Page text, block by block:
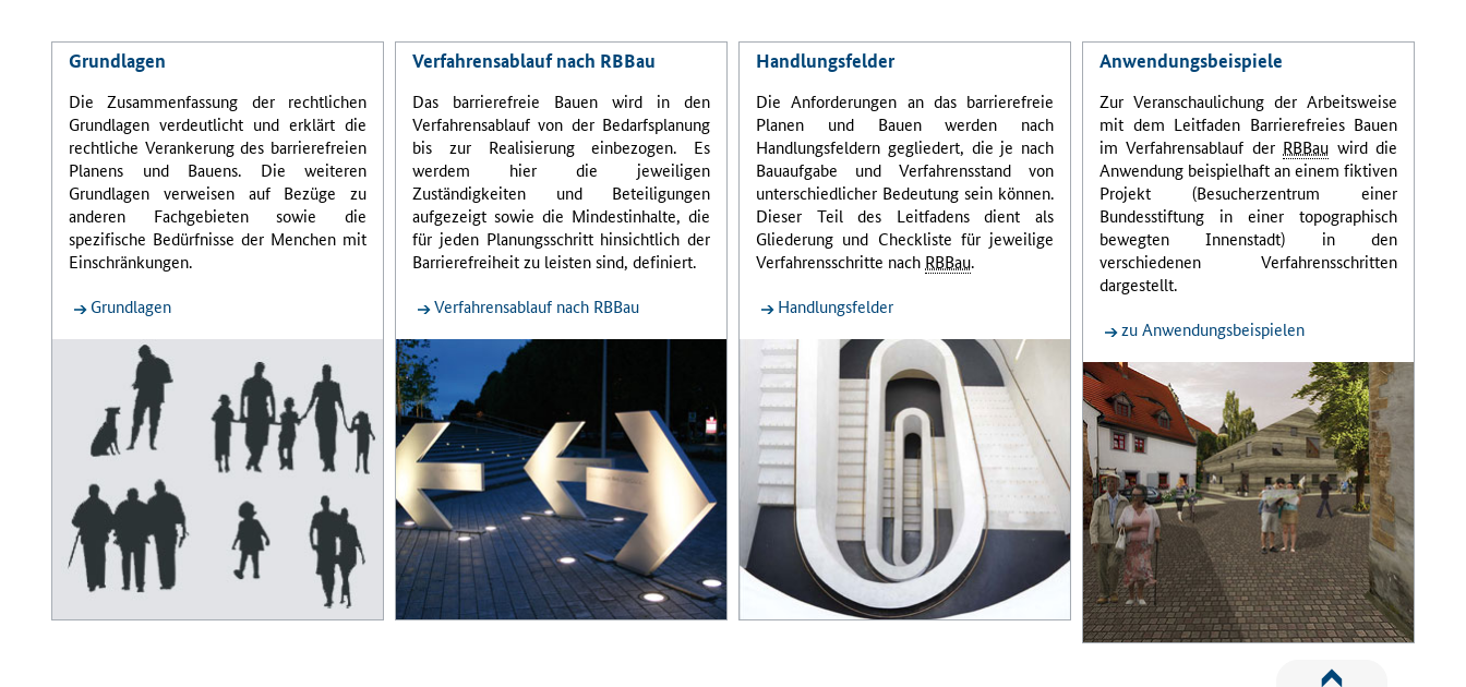
Grundlagen
Die Zusammenfassung der rechtlichen
Grundlagen verdeutlicht und erklärt die
rechtliche Verankerung des barrierefreien
Planens und Bauens. Die weiteren
Grundlagen verweisen auf Bezüge zu
anderen Fachgebieten sowie die
spezifische Bedürfnisse der Menchen mit
Einschränkungen.
Grundlagen
Verfahrensablauf nach RBBau
Das barrierefreie Bauen wird in den
Verfahrensablauf von der Bedarfsplanung
bis zur Realisierung einbezogen. Es
werdem hier die jeweiligen
Zuständigkeiten und Beteiligungen
aufgezeigt sowie die Mindestinhalte, die
für jeden Planungsschritt hinsichtlich der
Barrierefreiheit zu leisten sind, definiert.
Verfahrensablauf nach RBBau
Handlungsfelder
Die Anforderungen an das barrierefreie
Planen und Bauen werden nach
Handlungsfeldern gegliedert, die je nach
Bauaufgabe und Verfahrensstand von
unterschiedlicher Bedeutung sein können.
Dieser Teil des Leitfadens dient als
Gliederung und Checkliste für jeweilige
Verfahrensschritte nach RBBau.
Handlungsfelder
Anwendungsbeispiele
Zur Veranschaulichung der Arbeitsweise
mit dem Leitfaden Barrierefreies Bauen
im Verfahrensablauf der RBBau wird die
Anwendung beispielhaft an einem fiktiven
Projekt (Besucherzentrum einer
Bundesstiftung in einer topographisch
bewegten Innenstadt) in den
verschiedenen Verfahrensschritten
dargestellt.
zu Anwendungsbeispielen